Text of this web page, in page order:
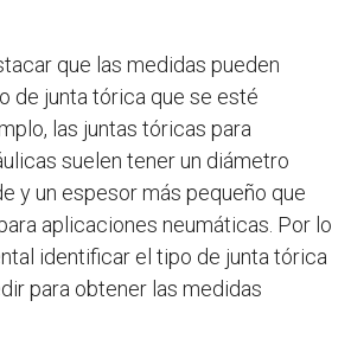
que las medidas pueden
de junta tórica que se esté
las juntas tóricas para
suelen tener un diámetro
y un espesor más pequeño que
aplicaciones neumáticas. Por lo
identificar el tipo de junta tórica
para obtener las medidas